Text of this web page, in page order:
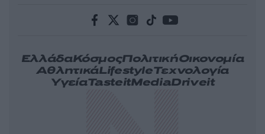
ΕλλάδαΚόσμοςΠολιτικήΟικονομία
ΑθλητικάLifestyleΤεχνολογία
ΥγείαTasteitMediaDriveit